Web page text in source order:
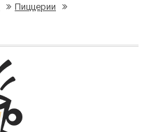
Пиццерии